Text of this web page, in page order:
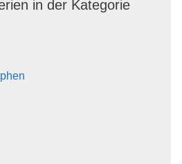
in der Kategorie